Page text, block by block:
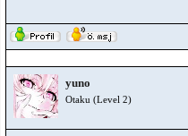
yuno
Otaku (Level 2)